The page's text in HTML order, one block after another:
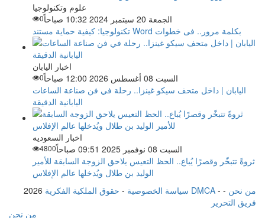
علوم وتكنولوجيا
الجمعة 20 سبتمبر 2024 10:32 صباحاً
0
تكنولوجيا: كيفية حماية مستند Word بكلمة مرور.. فى خطوات
اخبار اليابان
السبت 08 أغسطس 2026 12:00 صباحاً
0
اليابان | داخل متحف سيكو غينزا.. رحلة في فن صناعة الساعات
اليابانية الدقيقة
اخبار السعوديه
السبت 08 نوفمبر 2025 09:51 صباحاً
4800
ثروةً تتبخّر وقصرًا يُباع.. الحظ التعيس يلاحق الزوجة السابقة للأمير
الوليد بن طلال ويُدخلها عالم الإفلاس
2026
سياسة الخصوصية - حقوق الملكية الفكرية DMCA - من نحن -
فريق التحرير
من نحن